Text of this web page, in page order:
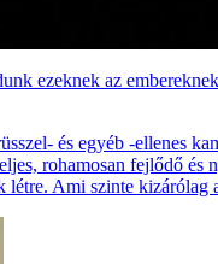
ezeknek az
és egyéb -ellenes
rohamosan fejlődő és
létre. Ami szinte kizárólag